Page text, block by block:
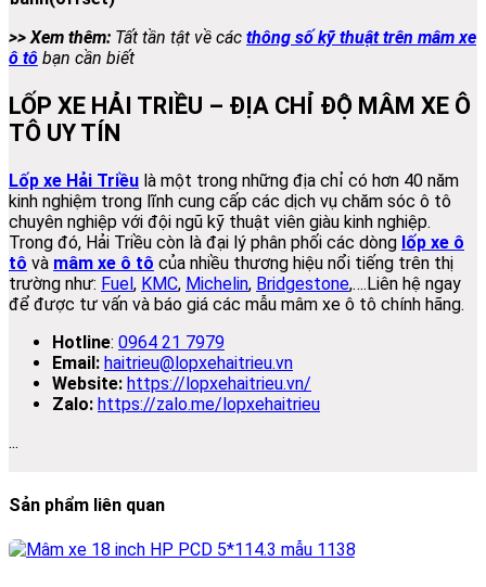
>> Xem thêm: Tất tần tật về các thông số kỹ thuật trên mâm xe
ô tô bạn cần biết
LỐP XE HẢI TRIỀU – ĐỊA CHỈ ĐỘ MÂM XE Ô
TÔ UY TÍN
Lốp xe Hải Triều là một trong những địa chỉ có hơn 40 năm
kinh nghiệm trong lĩnh cung cấp các dịch vụ chăm sóc ô tô
chuyên nghiệp với đội ngũ kỹ thuật viên giàu kinh nghiệp.
Trong đó, Hải Triều còn là đại lý phân phối các dòng lốp xe ô
tô và mâm xe ô tô của nhiều thương hiệu nổi tiếng trên thị
trường như: Fuel , KMC, Michelin, Bridgestone,….Liên hệ ngay
để được tư vấn và báo giá các mẫu mâm xe ô tô chính hãng.
Hotline: 0964 21 7979
Email: haitrieu@lopxehaitrieu.vn
Website: https://lopxehaitrieu.vn/
Zalo: https://zalo.me/lopxehaitrieu
...
Sản phẩm liên quan